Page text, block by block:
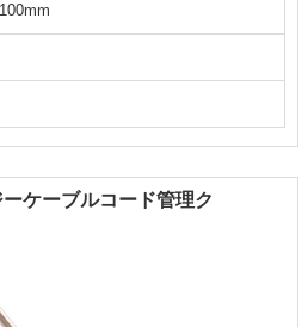
ケーブルコード管理ク